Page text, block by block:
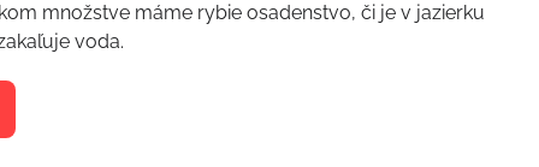
množstve máme rybie osadenstvo, či je v jazierku
voda.